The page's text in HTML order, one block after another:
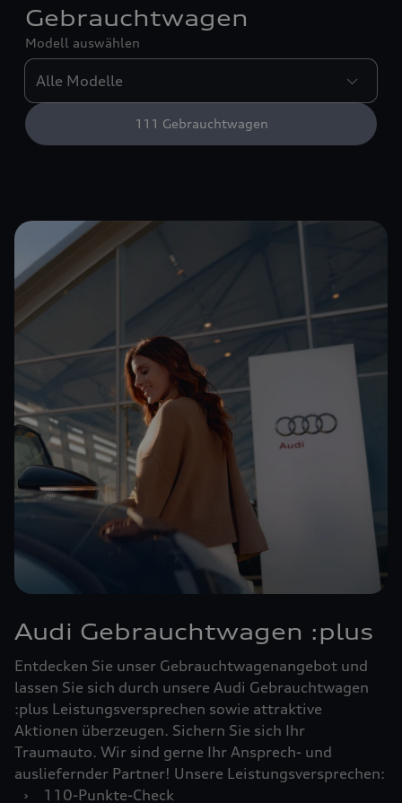
Gebrauchtwagen
Modell auswählen
111 Gebrauchtwagen
Audi Gebrauchtwagen :plus
Entdecken Sie unser Gebrauchtwagenangebot und
lassen Sie sich durch unsere Audi Gebrauchtwagen
:plus Leistungsversprechen sowie attraktive
Aktionen überzeugen. Sichern Sie sich Ihr
Traumauto. Wir sind gerne Ihr Ansprech- und
ausliefernder Partner! Unsere Leistungsversprechen:
›
110-Punkte-Check